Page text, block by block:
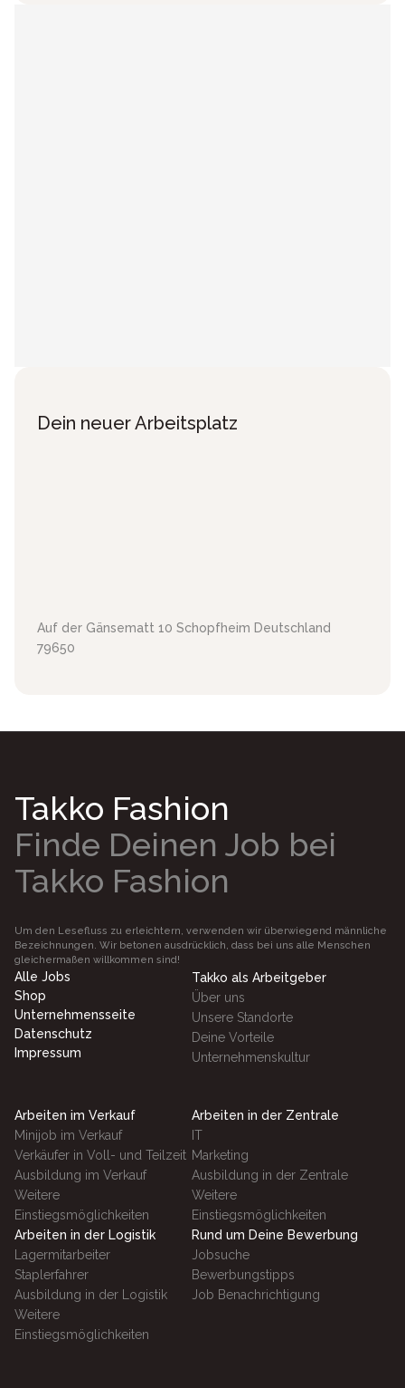
Dein neuer Arbeitsplatz
Auf der Gänsematt 10 Schopfheim Deutschland
79650
Takko Fashion
Finde Deinen Job bei
Takko Fashion
Um den Lesefluss zu erleichtern, verwenden wir überwiegend männliche
Bezeichnungen. Wir betonen ausdrücklich, dass bei uns alle Menschen
gleichermaßen willkommen sind!
Alle Jobs
Shop
Unternehmensseite
Datenschutz
Impressum
Takko als Arbeitgeber
Über uns
Unsere Standorte
Deine Vorteile
Unternehmenskultur
Arbeiten im Verkauf
Minijob im Verkauf
Verkäufer in Voll- und Teilzeit
Ausbildung im Verkauf
Weitere
Einstiegsmöglichkeiten
Arbeiten in der Zentrale
IT
Marketing
Ausbildung in der Zentrale
Weitere
Einstiegsmöglichkeiten
Arbeiten in der Logistik
Lagermitarbeiter
Staplerfahrer
Ausbildung in der Logistik
Weitere
Einstiegsmöglichkeiten
Rund um Deine Bewerbung
Jobsuche
Bewerbungstipps
Job Benachrichtigung